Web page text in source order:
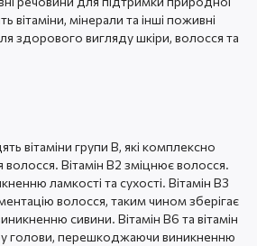
вітаміни, мінерали та інші поживні
здорового вигляду шкіри, волосся та
вітаміни групи В, які комплексно
Вітамін В2 зміцнює волосся.
ламкості та сухості. Вітамін В3
волосся, таким чином зберігає
сивини. Вітамін В6 та вітамін
голови, перешкоджаючи виникненню